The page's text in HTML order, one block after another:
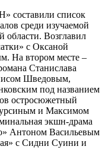
составили список
среди изучаемой
области. Возглавил
с Оксаной
На втором месте –
Станислава
Шведовым,
под названием
остросюжетный
и Максимом
экшн-драма
Антоном Васильевым
с Сидни Суини и